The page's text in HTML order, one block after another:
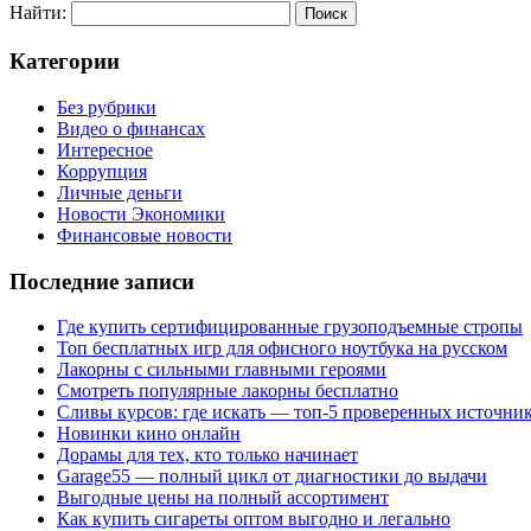
Найти:
Категории
Без рубрики
Видео о финансах
Интересное
Коррупция
Личные деньги
Новости Экономики
Финансовые новости
Последние записи
Где купить сертифицированные грузоподъемные стропы
Топ бесплатных игр для офисного ноутбука на русском
Лакорны с сильными главными героями
Смотреть популярные лакорны бесплатно
Сливы курсов: где искать — топ-5 проверенных
Новинки кино онлайн
Дорамы для тех, кто только начинает
Garage55 — полный цикл от диагностики до выдачи
Выгодные цены на полный ассортимент
Как купить сигареты оптом выгодно и легально